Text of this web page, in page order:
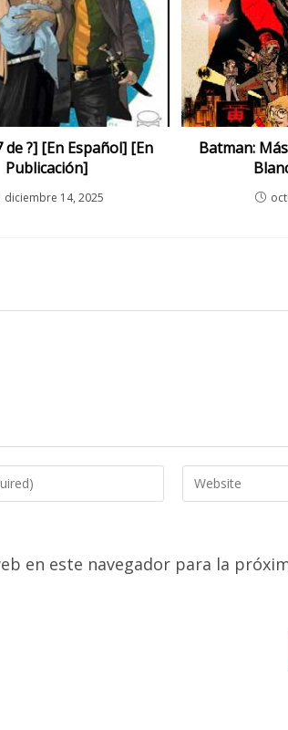
de ?] [En Español] [En
Publicación]
diciembre 14, 2025
Batman:
Enter
your
(optional)
en este navegador para la